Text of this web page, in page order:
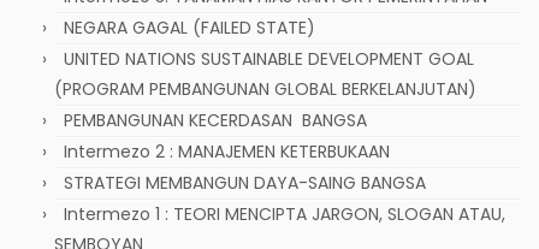
NEGARA GAGAL (FAILED STATE)
UNITED NATIONS SUSTAINABLE DEVELOPMENT GOAL
(PROGRAM PEMBANGUNAN GLOBAL BERKELANJUTAN)
PEMBANGUNAN KECERDASAN BANGSA
Intermezo 2 : MANAJEMEN KETERBUKAAN
STRATEGI MEMBANGUN DAYA-SAING BANGSA
Intermezo 1 : TEORI MENCIPTA JARGON, SLOGAN ATAU,
SEMBOYAN